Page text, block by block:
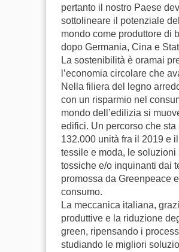
pertanto il nostro Paese
sottolineare il potenziale
mondo come produttore di
dopo Germania, Cina e
La sostenibilità è oramai
l’economia circolare che
Nella filiera del legno
con un risparmio nel
mondo dell’edilizia si
edifici. Un percorso che
132.000 unità fra il 2019 e
tessile e moda, le
tossiche e/o inquinanti dai
promossa da Greenpeace
consumo.
La meccanica italiana,
produttive e la riduzione
green, ripensando i
studiando le migliori